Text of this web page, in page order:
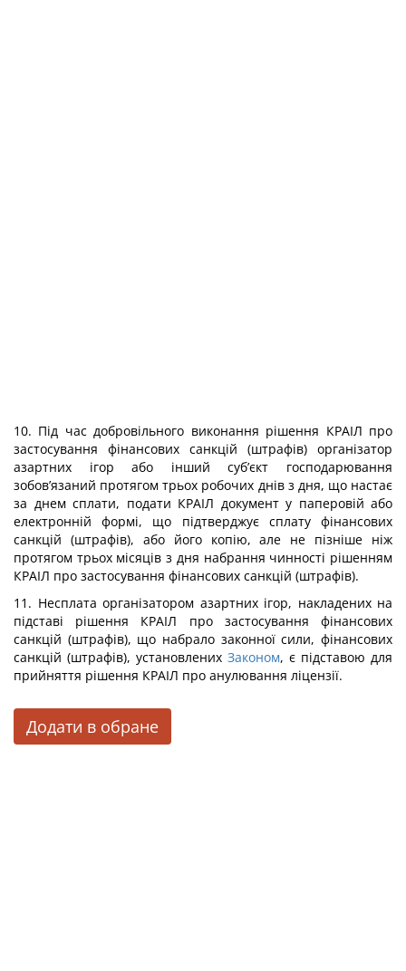
10. Під час добровільного виконання рішення КРАІЛ про
застосування фінансових санкцій (штрафів) організатор
азартних ігор або інший суб’єкт господарювання
зобов’язаний протягом трьох робочих днів з дня, що настає
за днем сплати, подати КРАІЛ документ у паперовій або
електронній формі, що підтверджує сплату фінансових
санкцій (штрафів), або його копію, але не пізніше ніж
протягом трьох місяців з дня набрання чинності рішенням
КРАІЛ про застосування фінансових санкцій (штрафів).
11. Несплата організатором азартних ігор, накладених на
підставі рішення КРАІЛ про застосування фінансових
санкцій (штрафів), що набрало законної сили, фінансових
санкцій (штрафів), установлених Законом, є підставою для
прийняття рішення КРАІЛ про анулювання ліцензії.
Додати в обране